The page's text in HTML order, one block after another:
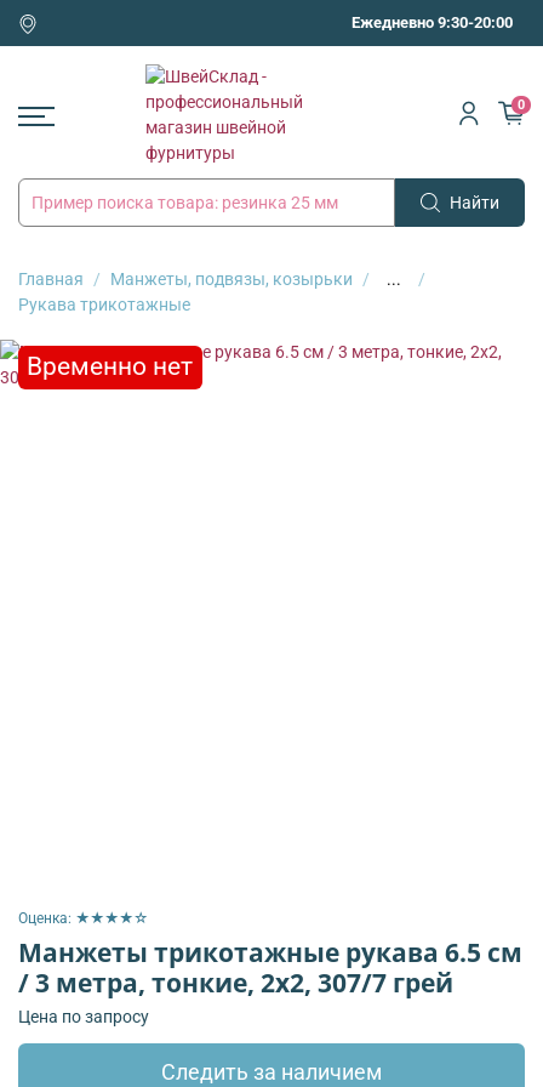
Ежедневно 9:30-20:00
Найти
0
Главная Манжеты, подвязы, козырьки
...
Рукава трикотажные
Временно нет
Оценка: ★★★★☆
Манжеты трикотажные рукава 6.5 см
/ 3 метра, тонкие, 2х2, 307/7 грей
Цена по запросу
Следить за наличием